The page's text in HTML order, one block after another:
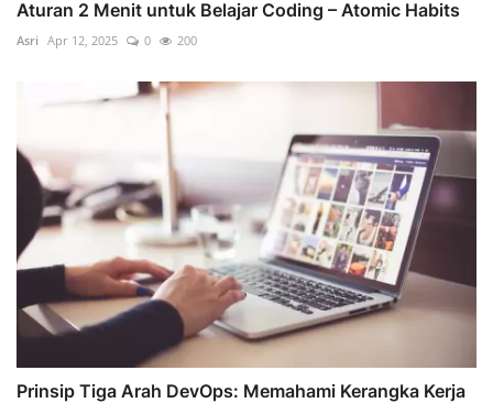
Aturan 2 Menit untuk Belajar Coding – Atomic Habits
Asri Apr 12, 2025 0 200
Prinsip Tiga Arah DevOps: Memahami Kerangka Kerja